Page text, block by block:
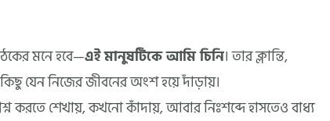
মনে হবে—এই মানুষটিকে আমি চিনি। তার ক্লান্তি,
যেন নিজের জীবনের অংশ হয়ে দাঁড়ায়।
করতে শেখায়, কখনো কাঁদায়, আবার নিঃশব্দে হাসতেও বাধ্য